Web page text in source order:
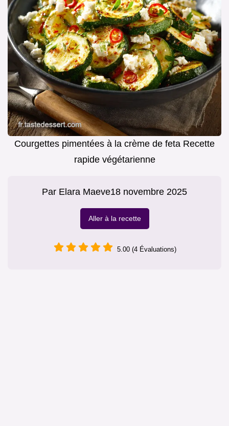
Courgettes pimentées à la crème de feta Recette
rapide végétarienne
Par Elara Maeve18 novembre 2025
Aller à la recette
5.00 (4 Évaluations)